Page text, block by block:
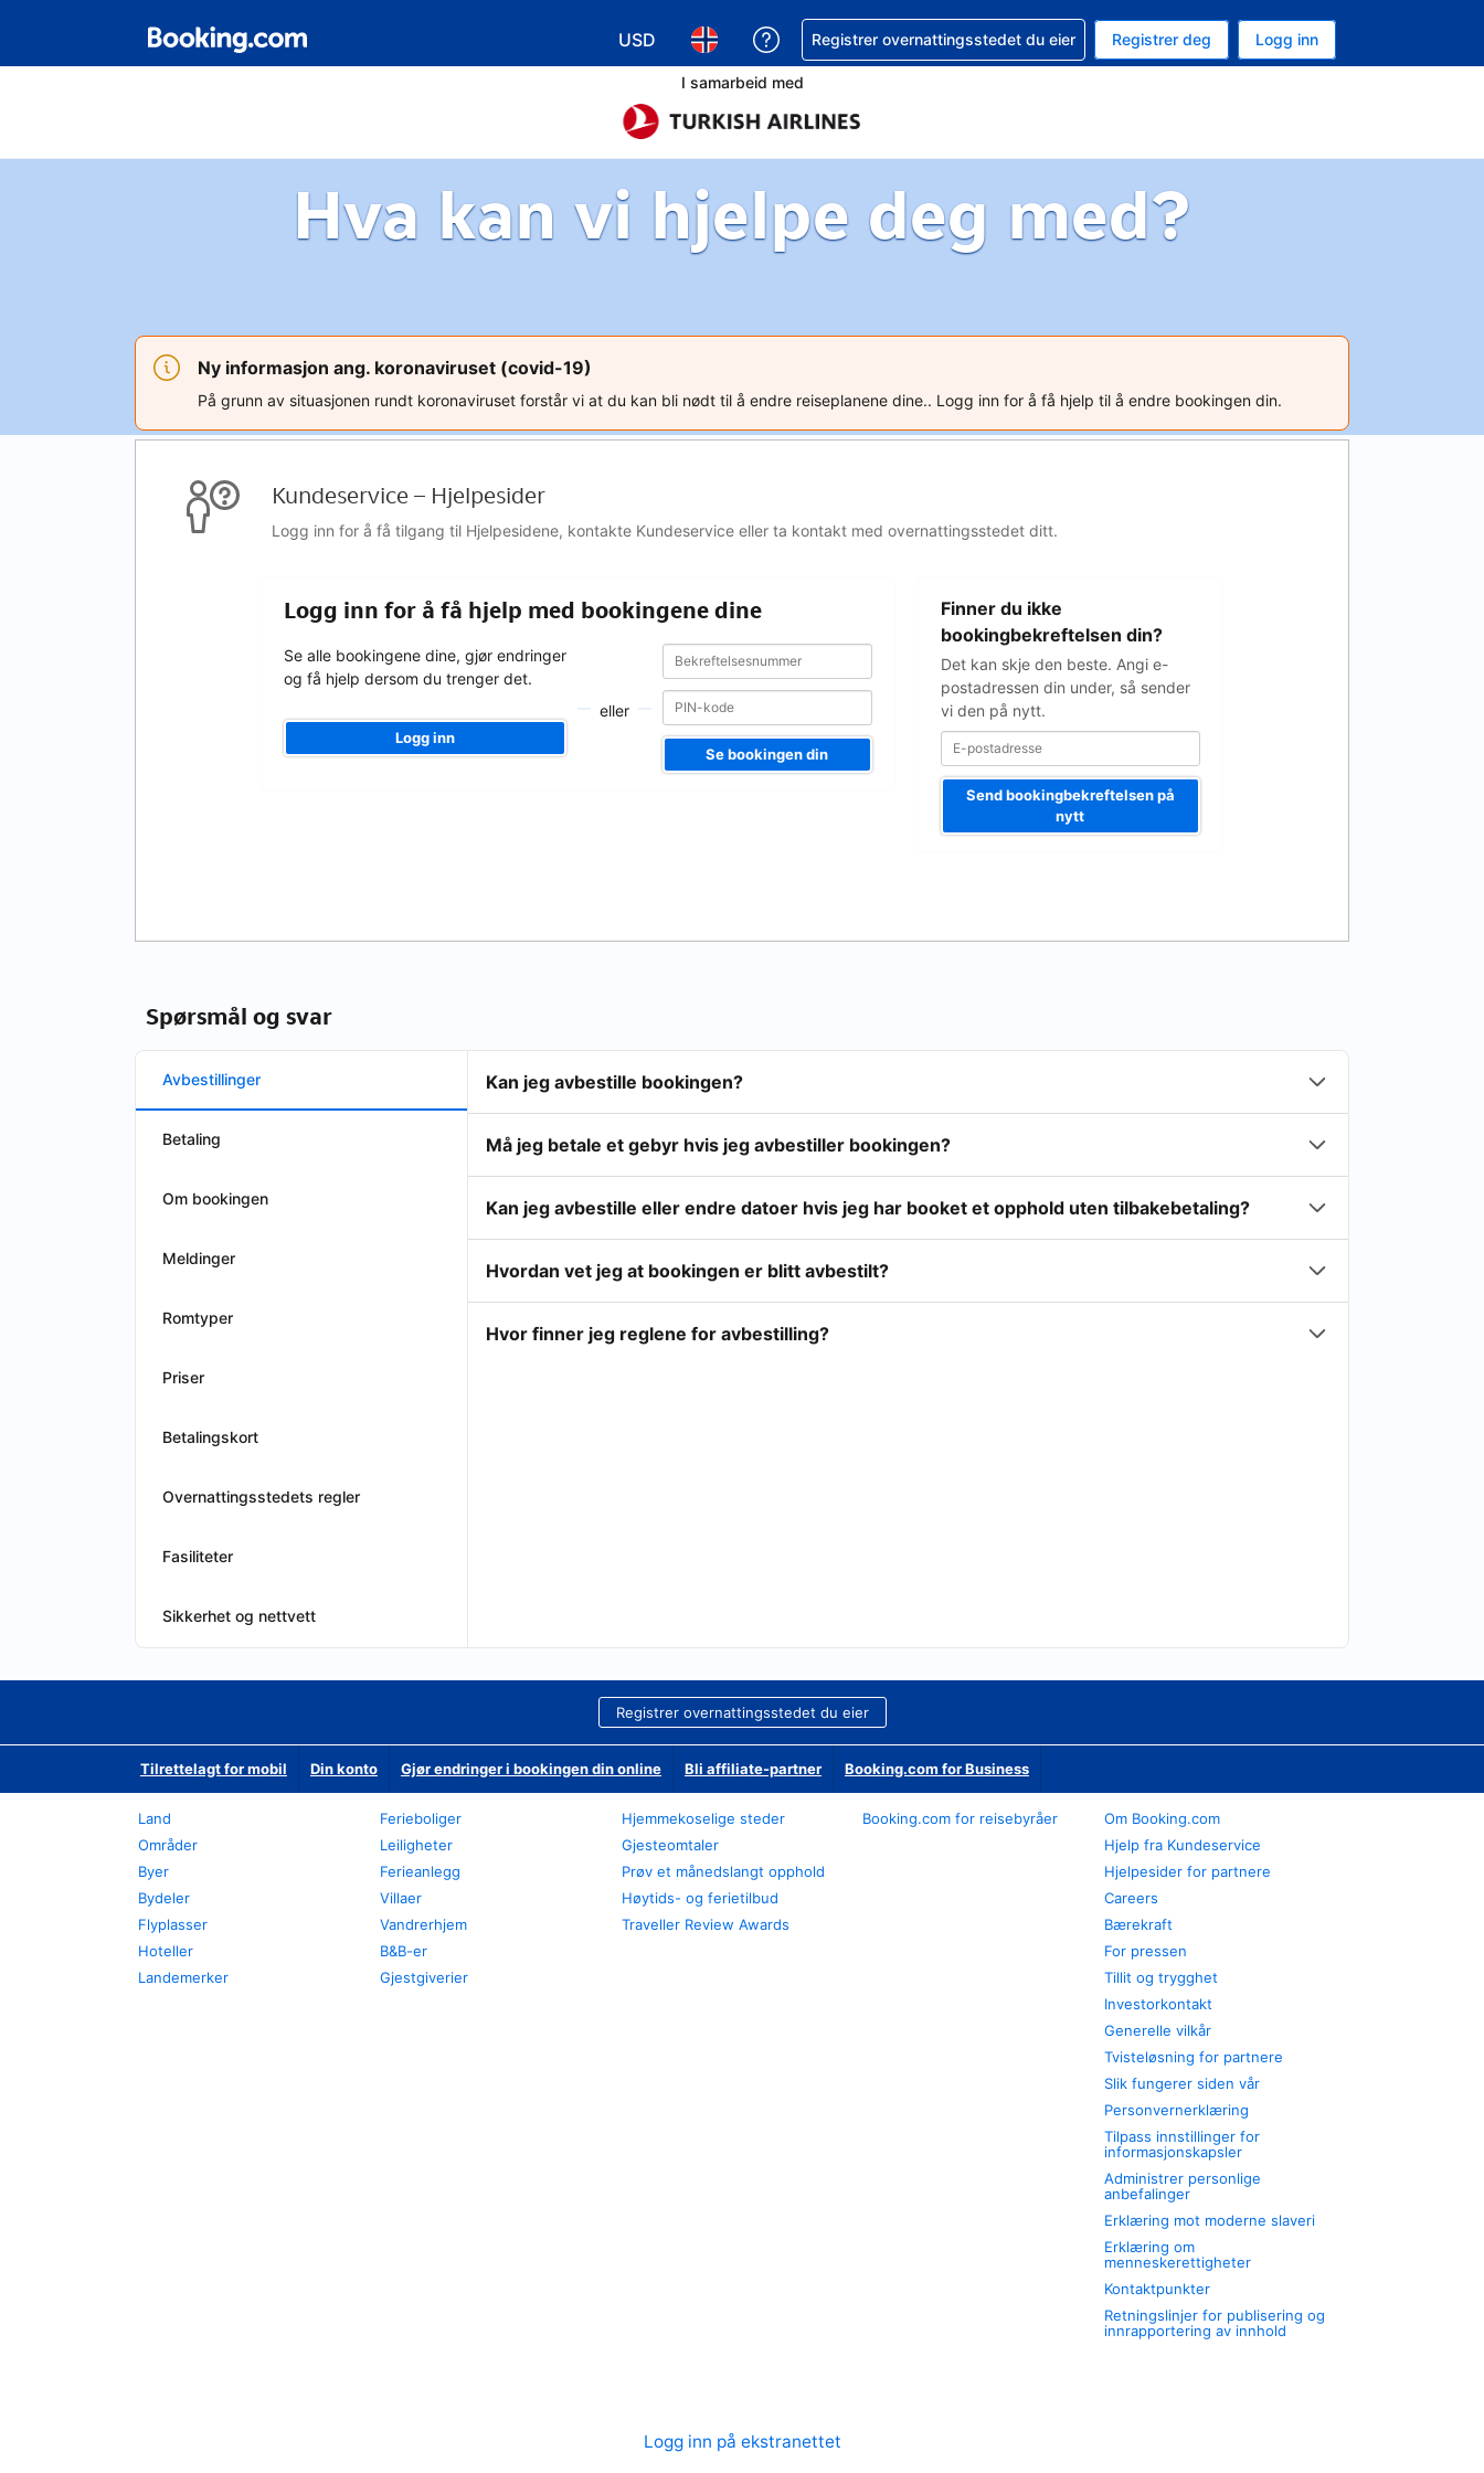
USD
Velg valuta. Du har valgt Amerikansk dollar som valuta
Velg språk. Du har valgt Norsk som språk
Få hjelp med bookingen din
Registrer overnattingsstedet du eier Registrer deg Logg inn
I samarbeid med
Hva kan vi hjelpe deg med?
Ny informasjon ang. koronaviruset (covid-19)
På grunn av situasjonen rundt koronaviruset forstår vi at du kan bli nødt til å endre reiseplanene dine.. Logg inn for å få hjelp til å endre bookingen din.
Kundeservice – Hjelpesider
Logg inn for å få tilgang til Hjelpesidene, kontakte Kundeservice eller ta kontakt med overnattingsstedet ditt.
Logg inn for å få hjelp med bookingene dine
Se alle bookingene dine, gjør endringer
og få hjelp dersom du trenger det.
Logg inn
eller
Bekreftelsesnummer
Bekreftelsesnummer
Se bookingen din
Finner du ikke
bookingbekreftelsen din?
Det kan skje den beste. Angi e-
postadressen din under, så sender
vi den på nytt.
postadresse
Send bookingbekreftelsen på
nytt
Spørsmål og svar
Avbestillinger
Betaling
Om bookingen
Meldinger
Romtyper
Priser
Betalingskort
Overnattingsstedets regler
Fasiliteter
Sikkerhet og nettvett
Kan jeg avbestille bookingen?
Må jeg betale et gebyr hvis jeg avbestiller bookingen?
Kan jeg avbestille eller endre datoer hvis jeg har booket et opphold uten tilbakebetaling?
Hvordan vet jeg at bookingen er blitt avbestilt?
Hvor finner jeg reglene for avbestilling?
Registrer overnattingsstedet du eier
Tilrettelagt for mobil Din konto Gjør endringer i bookingen din online Bli affiliate-partner Booking.com for Business
Land
Områder
Byer
Bydeler
Flyplasser
Hoteller
Landemerker
Ferieboliger
Leiligheter
Ferieanlegg
Villaer
Vandrerhjem
B&B-er
Gjestgiverier
Hjemmekoselige steder
Gjesteomtaler
Prøv et månedslangt opphold
Høytids- og ferietilbud
Traveller Review Awards
Booking.com for reisebyråer
Om Booking.com
Hjelp fra Kundeservice
Hjelpesider for partnere
Careers
Bærekraft
For pressen
Tillit og trygghet
Investorkontakt
Generelle vilkår
Tvisteløsning for partnere
Slik fungerer siden vår
Personvernerklæring
Tilpass innstillinger for
informasjonskapsler
Administrer personlige
anbefalinger
Erklæring mot moderne slaveri
Erklæring om
menneskerettigheter
Kontaktpunkter
Retningslinjer for publisering og
innrapportering av innhold
Logg inn på ekstranettet